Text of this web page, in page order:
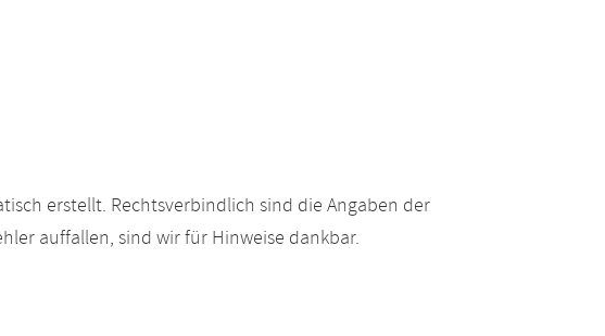
erstellt. Rechtsverbindlich sind die Angaben der
auffallen, sind wir für Hinweise dankbar.